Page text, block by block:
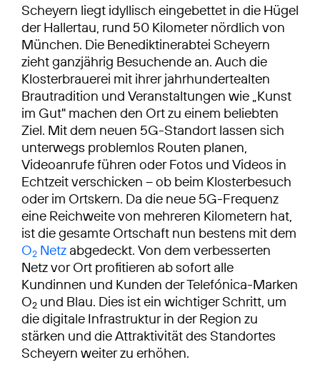
Scheyern liegt idyllisch eingebettet in die Hügel
der Hallertau, rund 50 Kilometer nördlich von
München. Die Benediktinerabtei Scheyern
zieht ganzjährig Besuchende an. Auch die
Klosterbrauerei mit ihrer jahrhundertealten
Brautradition und Veranstaltungen wie „Kunst
im Gut" machen den Ort zu einem beliebten
Ziel. Mit dem neuen 5G-Standort lassen sich
unterwegs problemlos Routen planen,
Videoanrufe führen oder Fotos und Videos in
Echtzeit verschicken – ob beim Klosterbesuch
oder im Ortskern. Da die neue 5G-Frequenz
eine Reichweite von mehreren Kilometern hat,
ist die gesamte Ortschaft nun bestens mit dem
O2 Netz abgedeckt. Von dem verbesserten
Netz vor Ort profitieren ab sofort alle
Kundinnen und Kunden der Telefónica-Marken
O2 und Blau. Dies ist ein wichtiger Schritt, um
die digitale Infrastruktur in der Region zu
stärken und die Attraktivität des Standortes
Scheyern weiter zu erhöhen.